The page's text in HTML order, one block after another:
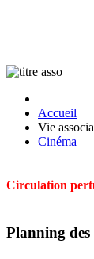
Accueil |
Vie
Cinéma
Circulation
Planning des